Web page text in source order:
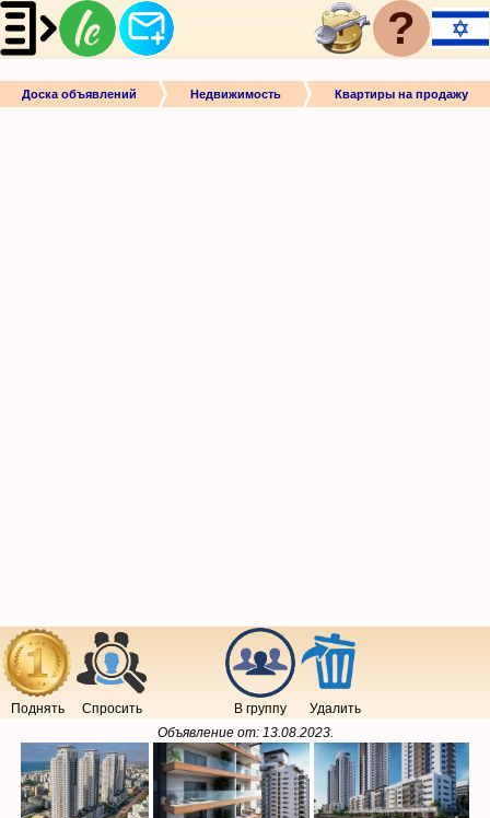
?
Доска объявлений Недвижимость Квартиры на продажу
Поднять Спросить В группу
Удалить
Объявление от: 13.08.2023.